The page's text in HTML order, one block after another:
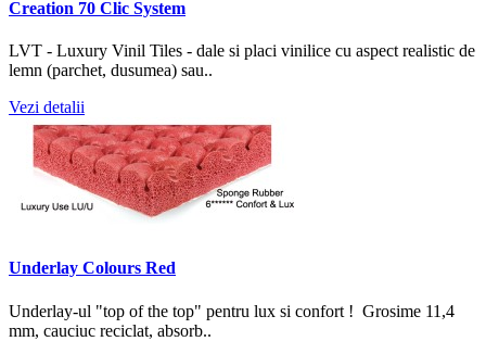
Creation 70 Clic System
LVT - Luxury Vinil Tiles - dale si placi vinilice cu aspect realistic de
lemn (parchet, dusumea) sau..
Vezi detalii
Underlay Colours Red
Underlay-ul "top of the top" pentru lux si confort ! Grosime 11,4
mm, cauciuc reciclat, absorb..